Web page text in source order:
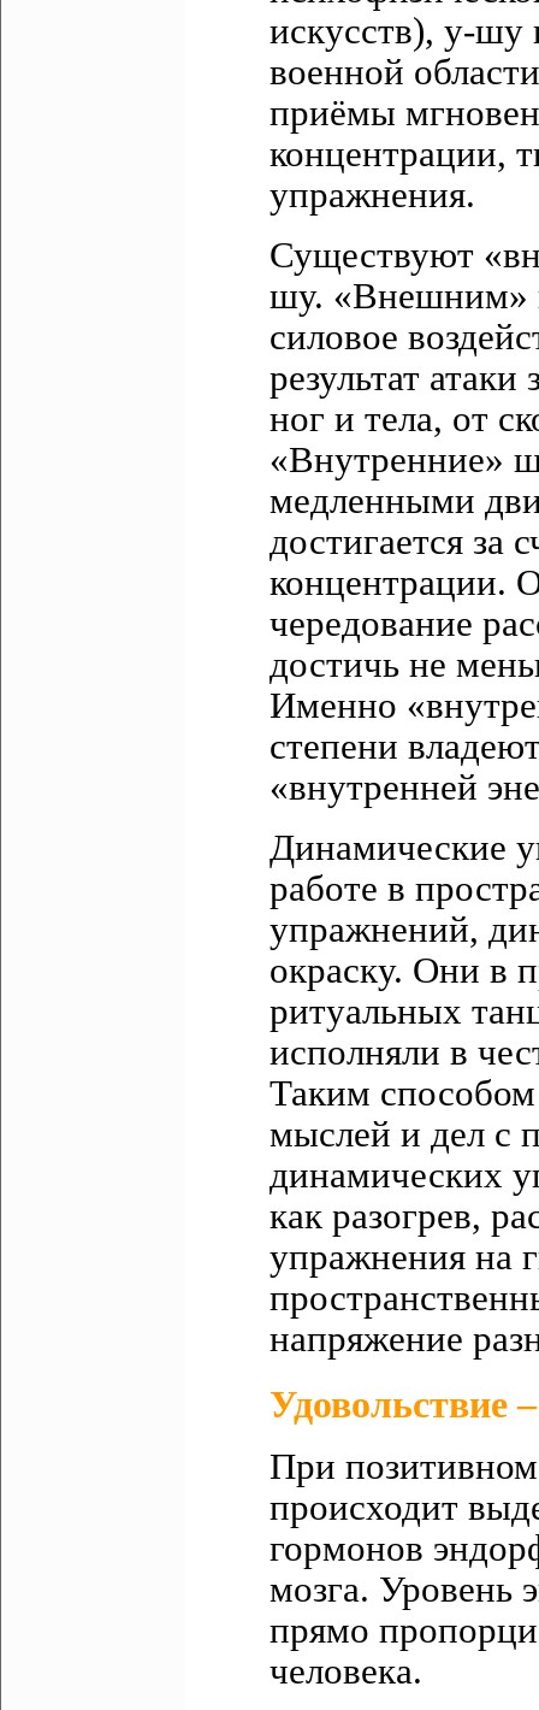
искусств), у-шу
военной
приёмы
концентрации,
упражнения.
Существуют
шу. «Внешним»
силовое
результат
ног и тела, от
«Внутренние»
медленными
достигается за
концентрации.
чередование
достичь не
Именно
степени
«внутренней
Динамические
работе в
упражнений,
окраску. Они в
ритуальных
исполняли в
Таким
мыслей и дел с
динамических
как разогрев,
упражнения на
напряжение
Удовольствие
При
происходит
гормонов
мозга. Уровень
прямо
человека.